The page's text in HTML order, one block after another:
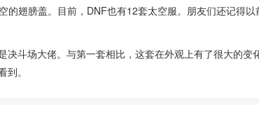
翅膀盖。目前，DNF也有12套太空服。朋友们还记得
斗场大佬。与第一套相比，这套在外观上有了很大的变化
。